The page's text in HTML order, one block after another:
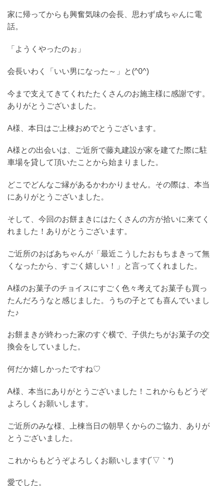
家に帰ってからも興奮気味の会長、思わず成ちゃんに電
話。
「ようくやったのぉ」
会長いわく「いい男になった～」と(^0^)
今まで支えてきてくれたたくさんのお施主様に感謝です。
ありがとうございました。
A様、本日はご上棟おめでとうございます。
A様との出会いは、ご近所で藤丸建設が家を建てた際に駐
車場を貸して頂いたことから始まりました。
どこでどんなご縁があるかわかりません。その際は、本当
にありがとうございました。
そして、今回のお餅まきにはたくさんの方が拾いに来てく
れました！ありがとうございます。
ご近所のおばあちゃんが「最近こうしたおもちまきって無
くなったから、すごく嬉しい！」と言ってくれました。
A様のお菓子のチョイスにすごく色々考えてお菓子も買っ
たんだろうなと感じました。うちの子とても喜んでいまし
た♪
お餅まきが終わった家のすぐ横で、子供たちがお菓子の交
換会をしていました。
何だか嬉しかったですね♡
A様、本当にありがとうございました！これからもどうぞ
よろしくお願いします。
ご近所のみな様、上棟当日の朝早くからのご協力、ありが
とうございました。
これからもどうぞよろしくお願いします(´▽｀*)
愛でした。